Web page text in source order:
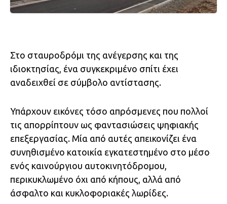
Στο σταυροδρόμι της ανέγερσης και της
ιδιοκτησίας, ένα συγκεκριμένο σπίτι έχει
αναδειχθεί σε σύμβολο αντίστασης.
Υπάρχουν εικόνες τόσο απρόσμενες που πολλοί
τις απορρίπτουν ως φαντασιώσεις ψηφιακής
επεξεργασίας. Μία από αυτές απεικονίζει ένα
συνηθισμένο κατοικία εγκατεστημένο στο μέσο
ενός καινούργιου αυτοκινητόδρομου,
περικυκλωμένο όχι από κήπους, αλλά από
άσφαλτο και κυκλοφοριακές λωρίδες.